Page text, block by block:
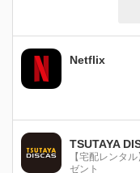
Netflix
TSUTAYA
【宅配レンタ
ゼント